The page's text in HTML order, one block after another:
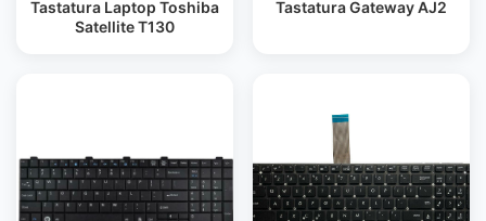
Tastatura Laptop Toshiba
Satellite T130
Tastatura Gateway AJ2